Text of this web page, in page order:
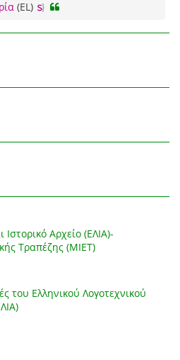
(EL)
Ιστορικό Αρχείο (ΕΛΙΑ)-
Τραπέζης (ΜΙΕΤ)
του Ελληνικού Λογοτεχνικού